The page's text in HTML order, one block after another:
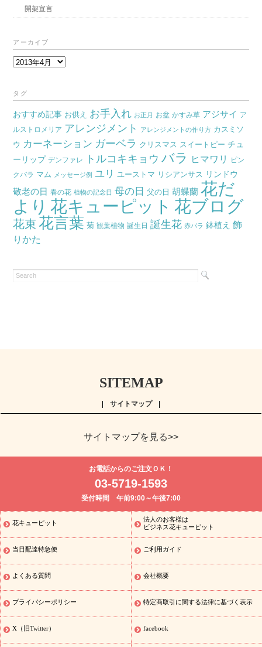
開架宣言
アーカイブ
ア
カ
イ
ブ
タグ
おすすめ記事 お供え お手入れ お正月 お盆 かすみ草 アジサイ ア
ルストロメリア アレンジメント アレンジメントの作り方 カスミソ
ウ カーネーション ガーベラ クリスマス スイートピー チュ
ーリップ デンファレ トルコキキョウ バラ ヒマワリ
ピン
クバラ マム メッセージ例 ユリ ユーストマ リシアンサス リンドウ
敬老の日 春の花 植物の記念日 母の日 父の日 胡蝶蘭 花だ
より 花キューピット 花ブログ
花束 花言葉 菊 観葉植物 誕生日 誕生花 赤バラ 鉢植え 飾
りかた
SITEMAP
サイトマップ
サイトマップを見る>>
お祝い 誕生日フラワーギフト特集
お供え・お悔やみの花
四十九日法要以降に贈る花
通夜・葬儀に贈る花
胡蝶蘭・花鉢 プリザーブドフラワー
のイベント
ひまわり ギフト・プレゼント特集
お盆 花（新盆・初
盆）
季節のイベント お盆 花（新盆・初盆）
お盆 花（新盆・
初盆）
お盆・お供え 花とセットギフト
お盆・お供え プリザーブ
ドフラワー
ひまわり ギフト・プレゼント特集
元・暑中見舞い 花のギフト特集
敬老の日におくる花ギフト・プレ
ゼント特集
敬老の日におくる花ギフト・プレゼント特集
花のおすすめランキング
敬老の日 花鉢植えのギフト・プレゼント
特集
敬老の日 花とセットギフト・プレゼント特集
敬老の日の花
ズ』コラボキャンペーン
「きょう誕生日なんです」キャンペーン
誕生日の花を探す 誕生日フラワーギフト 誕生日フラワーギフ
お電話からのご注文ＯＫ！
03-5719-1593
受付時間 午前9:00～午後7:00
花キューピット
法人のお客様は
ビジネス花キューピット
当日配達特急便 ご利用ガイド
よくある質問 会社概要
プライバシーポリシー 特定商取引に関する法律に基づく表示
X（旧Twitter） facebook